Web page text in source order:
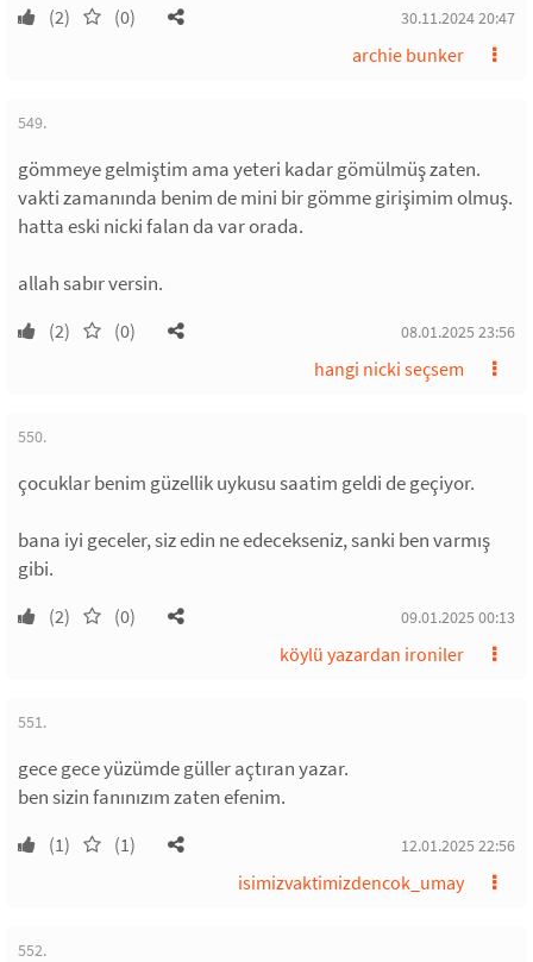
(2) (0) 30.11.2024 20:47
archie bunker
549.
gömmeye gelmiştim ama yeteri kadar gömülmüş zaten.
vakti zamanında benim de mini bir gömme girişimim olmuş.
hatta eski nicki falan da var orada.
allah sabır versin.
(2) (0) 08.01.2025 23:56
hangi nicki seçsem
550.
çocuklar benim güzellik uykusu saatim geldi de geçiyor.
bana iyi geceler, siz edin ne edecekseniz, sanki ben varmış
gibi.
(2) (0) 09.01.2025 00:13
köylü yazardan ironiler
551.
gece gece yüzümde güller açtıran yazar.
ben sizin fanınızım zaten efenim.
(1) (1) 12.01.2025 22:56
isimizvaktimizdencok_umay
552.